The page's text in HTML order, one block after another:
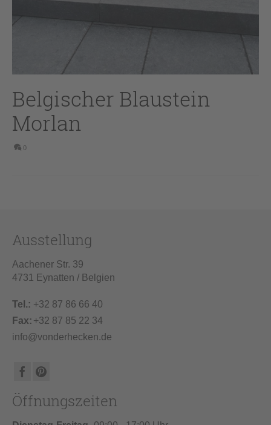
Belgischer Blaustein
Morlan
0
Ausstellung
Aachener Str. 39
4731 Eynatten / Belgien
Tel.: +32 87 86 66 40
Fax: +32 87 85 22 34
info@vonderhecken.de
Öffnungszeiten